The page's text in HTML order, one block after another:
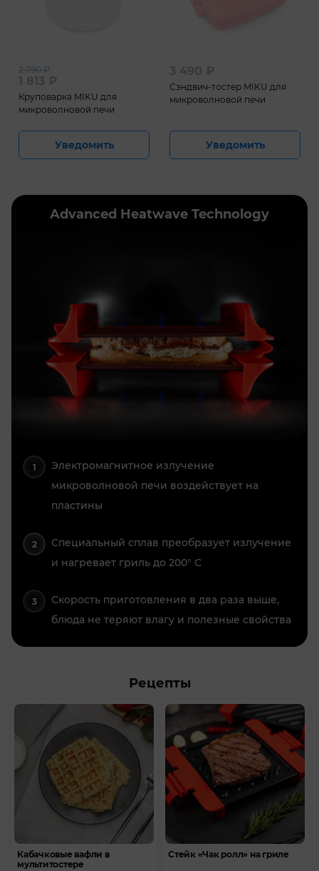
1 813 ₽
2 790₽
Круповарка MIKU для
микроволновой печи
Уведомить
3 490 ₽
Сэндвич-тостер MIKU для
микроволновой печи
Уведомить
Advanced Heatwave Technology
Электромагнитное излучение
микроволновой печи воздействует на
пластины
Специальный сплав преобразует излучение
и нагревает гриль до 200° С
Скорость приготовления в два раза выше,
блюда не теряют влагу и полезные свойства
Рецепты
Кабачковые вафли в
мультитостере
Стейк «Чак ролл» на гриле